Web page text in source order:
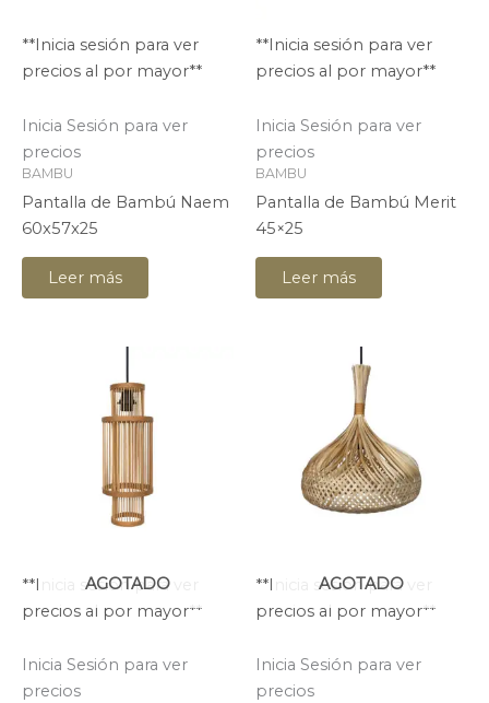
**Inicia sesión para ver
precios al por mayor**
Inicia Sesión para ver
precios
BAMBU
Pantalla de Bambú Naem
60x57x25
Leer más
**Inicia sesión para ver
precios al por mayor**
Inicia Sesión para ver
precios
BAMBU
Pantalla de Bambú Merit
45×25
Leer más
AGOTADO
**Inicia sesión para ver
precios al por mayor**
Inicia Sesión para ver
precios
AGOTADO
**Inicia sesión para ver
precios al por mayor**
Inicia Sesión para ver
precios